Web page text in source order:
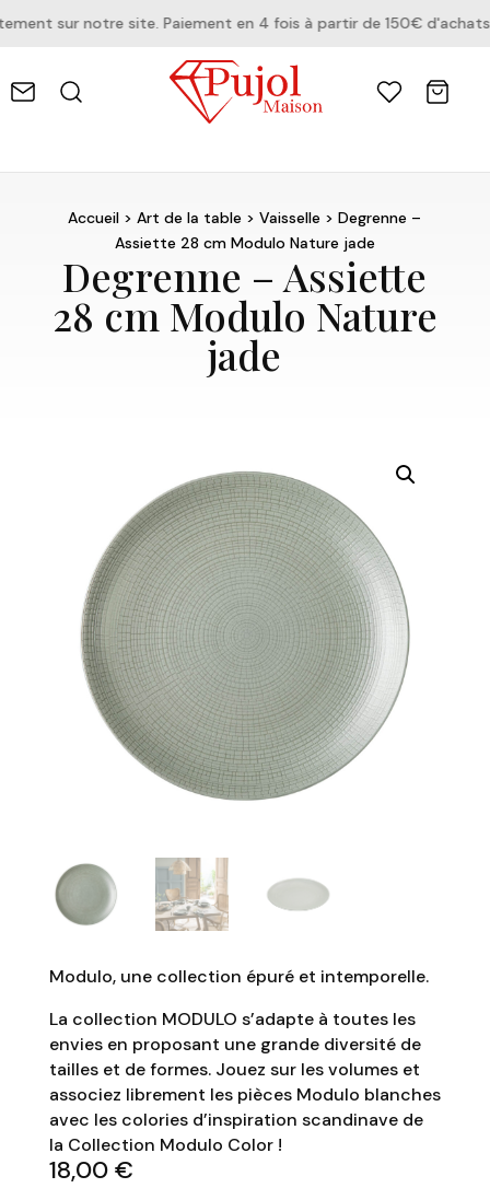
sur notre site. Paiement en 4 fois à partir de 150€ d'achats.
Accueil >Art de la table >Vaisselle > Degrenne –
Assiette 28 cm Modulo Nature jade
Degrenne – Assiette
28 cm Modulo Nature
jade
Modulo, une collection épuré et intemporelle.
La collection MODULO s’adapte à toutes les
envies en proposant une grande diversité de
tailles et de formes. Jouez sur les volumes et
associez librement les pièces Modulo blanches
avec les colories d’inspiration scandinave de
la Collection Modulo Color !
18,00 €